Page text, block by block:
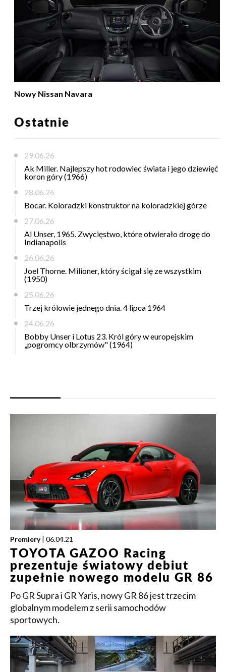
Nowy Nissan Navara
Ostatnie
29.06.26
Ak Miller. Najlepszy hot rodowiec świata i jego dziewięć
koron góry (1966)
28.06.26
Bocar. Koloradzki konstruktor na koloradzkiej górze
27.06.26
Al Unser, 1965. Zwycięstwo, które otwierało drogę do
Indianapolis
26.06.26
Joel Thorne. Milioner, który ścigał się ze wszystkim
(1950)
25.06.26
Trzej królowie jednego dnia. 4 lipca 1964
24.06.26
Bobby Unser i Lotus 23. Król góry w europejskim
„pogromcy olbrzymów" (1964)
Premiery | 06.04.21
TOYOTA GAZOO Racing
prezentuje światowy debiut
zupełnie nowego modelu GR 86
Po GR Supra i GR Yaris, nowy GR 86 jest trzecim
globalnym modelem z serii samochodów
sportowych.